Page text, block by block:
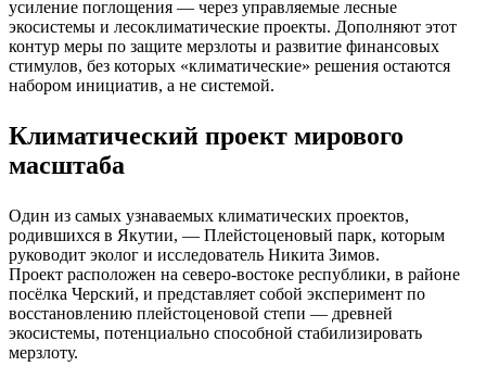
усиление поглощения — через управляемые лесные
экосистемы и лесоклиматические проекты. Дополняют этот
контур меры по защите мерзлоты и развитие финансовых
стимулов, без которых «климатические» решения остаются
набором инициатив, а не системой.
Климатический проект мирового
масштаба
Один из самых узнаваемых климатических проектов,
родившихся в Якутии, — Плейстоценовый парк, которым
руководит эколог и исследователь Никита Зимов.
Проект расположен на северо‑востоке республики, в районе
посёлка Черский, и представляет собой эксперимент по
восстановлению плейстоценовой степи — древней
экосистемы, потенциально способной стабилизировать
мерзлоту.